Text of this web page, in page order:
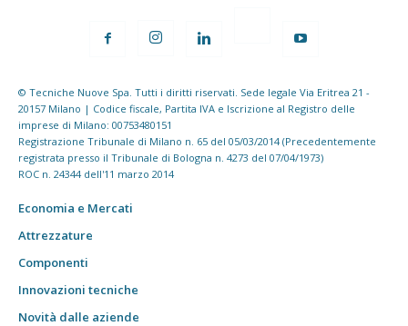
© Tecniche Nuove Spa. Tutti i diritti riservati. Sede legale Via Eritrea 21 -
20157 Milano | Codice fiscale, Partita IVA e Iscrizione al Registro delle
imprese di Milano: 00753480151
Registrazione Tribunale di Milano n. 65 del 05/03/2014 (Precedentemente
registrata presso il Tribunale di Bologna n. 4273 del 07/04/1973)
ROC n. 24344 dell'11 marzo 2014
Economia e Mercati
Attrezzature
Componenti
Innovazioni tecniche
Novità dalle aziende